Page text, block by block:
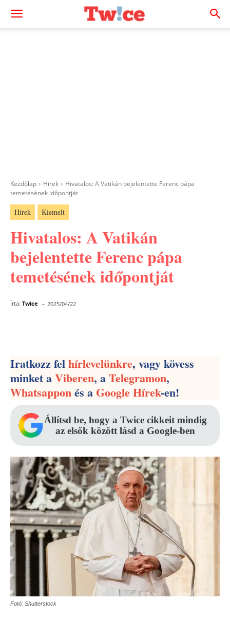
Kezdőlap Hírek
Hivatalos: A Vatikán bejelentette Ferenc pápa
temetésének időpontját
Hírek Kiemelt
Hivatalos: A Vatikán
bejelentette Ferenc pápa
temetésének időpontját
Írta: Twice - 2025/04/22
Iratkozz felhírlevelünkre, vagy kövess
minket aViberen, aTelegramon,
Whatsapponés aGoogle Hírek-en!
Állítsd be, hogy a Twice cikkeit mindig
az elsők között lásd a Google-ben
Fotó: Shutterstock